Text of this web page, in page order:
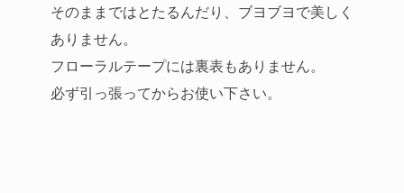
そのままではとたるんだり、ブヨブヨで美しく
ありません。
フローラルテープには裏表もありません。
必ず引っ張ってからお使い下さい。